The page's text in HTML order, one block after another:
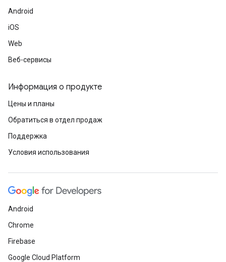
Android
iOS
Web
Веб-сервисы
Информация о продукте
Цены и планы
Обратиться в отдел продаж
Поддержка
Условия использования
Android
Chrome
Firebase
Google Cloud Platform